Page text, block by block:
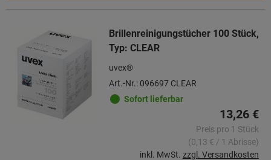
Brillenreinigungstücher 100 Stück,
Typ: CLEAR
uvex®
Art.-Nr.: 096697 CLEAR
Sofort lieferbar
13,26 €
Preis pro 1 Stück
(0,13 € / 1 Abrisse)
inkl. MwSt. zzgl. Versandkosten